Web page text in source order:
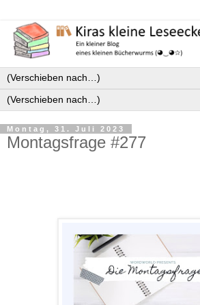
Montag, 31. Juli 2023
Montagsfrage #277